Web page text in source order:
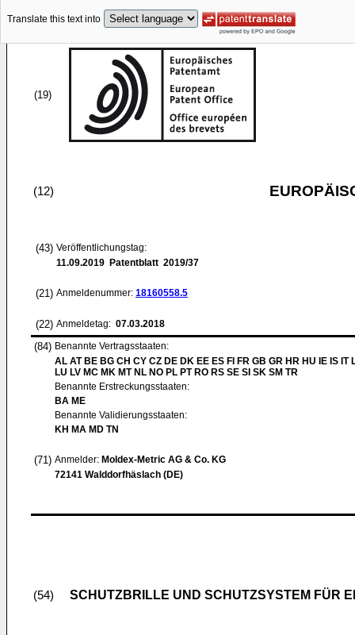
Translate this text into
(19)
(12)
(43) Veröffentlichungstag:
11.09.2019 Patentblatt 2019/37
(21) Anmeldenummer: 18160558.5
(22) Anmeldetag: 07.03.2018
(84) Benannte Vertragsstaaten:
AL AT BE BG CH CY CZ DE DK EE ES FI FR GB GR HR HU IE IS IT
LU LV MC MK MT NL NO PL PT RO RS SE SI SK SM TR
Benannte Erstreckungsstaaten:
BA ME
Benannte Validierungsstaaten:
KH MA MD TN
(71) Anmelder: Moldex-Metric AG & Co. KG
72141 Walddorfhäslach (DE)
(54) SCHUTZBRILLE UND SCHUTZSYSTEM FÜR